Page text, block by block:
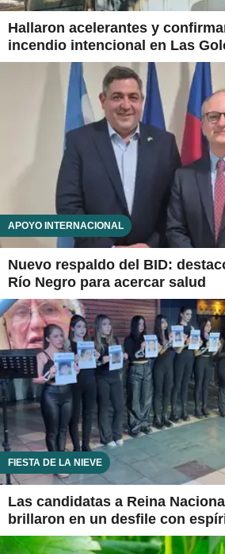
Hallaron acelerantes y
incendio intencional en Las
APOYO INTERNACIONAL
Nuevo respaldo del BID:
Río Negro para acercar salud
FIESTA DE LA NIEVE
Las candidatas a Reina
brillaron en un desfile con